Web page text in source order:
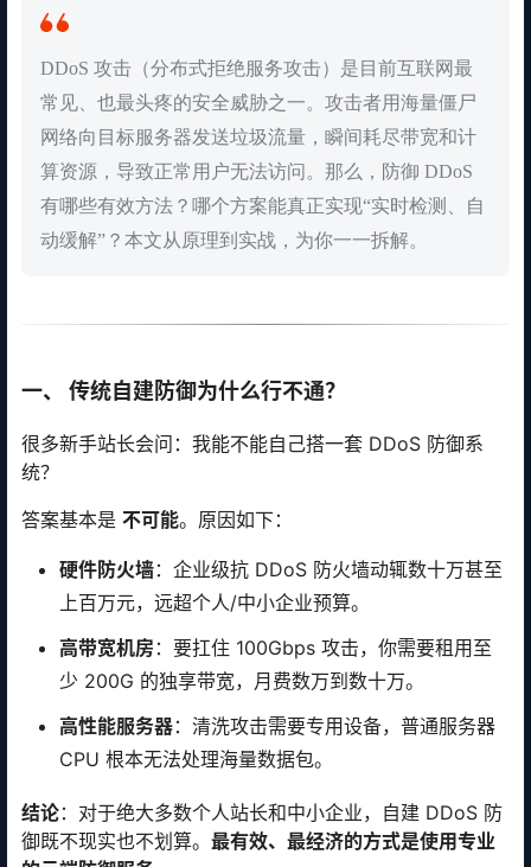
DDoS 攻击（分布式拒绝服务攻击）是目前互联网最
常见、也最头疼的安全威胁之一。攻击者用海量僵尸
网络向目标服务器发送垃圾流量，瞬间耗尽带宽和计
算资源，导致正常用户无法访问。那么，防御 DDoS
有哪些有效方法？哪个方案能真正实现“实时检测、自
动缓解”？本文从原理到实战，为你一一拆解。
一、 传统自建防御为什么行不通？
很多新手站长会问：我能不能自己搭一套 DDoS 防御系
统？
答案基本是 不可能。原因如下：
硬件防火墙：企业级抗 DDoS 防火墙动辄数十万甚至
上百万元，远超个人/中小企业预算。
高带宽机房 ：要扛住 100Gbps 攻击，你需要租用至
少 200G 的独享带宽，月费数万到数十万。
高性能服务器：清洗攻击需要专用设备，普通服务器
CPU 根本无法处理海量数据包。
结论：对于绝大多数个人站长和中小企业，自建 DDoS 防
御既不现实也不划算。 最有效、最经济的方式是使用专业